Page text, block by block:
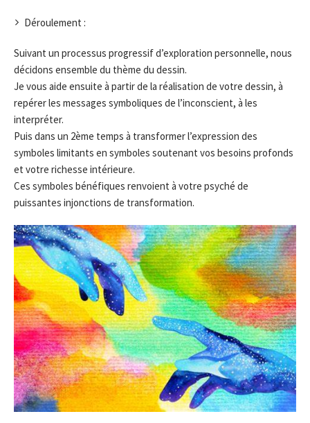
Déroulement :
Suivant un processus progressif d’exploration personnelle, nous
décidons ensemble du thème du dessin.
Je vous aide ensuite à partir de la réalisation de votre dessin, à
repérer les messages symboliques de l’inconscient, à les
interpréter.
Puis dans un 2ème temps à transformer l’expression des
symboles limitants en symboles soutenant vos besoins profonds
et votre richesse intérieure.
Ces symboles bénéfiques renvoient à votre psyché de
puissantes injonctions de transformation.